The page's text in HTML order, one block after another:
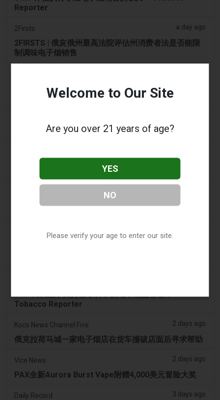
Reporter
2Firsts a day ago
2FIRSTS | 俄亥俄州最高法院评估州消费者法是否能限
制调味电子烟销售
男子承认参与犯罪集团，在 Lentor 的房屋和
Sembawang 的公寓中储存了 58,000 件电子烟制品
购物者声称：商业街上的电子烟店太多了
Dentsu 赢得南澳州戒烟与电子烟控制业务 - AdNews
2 days ago
拉梅洛·鲍尔的公寓因‘电子烟店’室内设计而在网上引发
Irish Examiner
Tobacco Reporter
Koco News Channel Five 2 days ago
俄克拉荷马城一家电子烟店在货车撞破店面后寻求帮助
Vice News 2 days ago
PAX全新Aurora Burst Vape附赠4,000美元冒险大奖
Daily Record 3 days ago
Welcome to Our Site
Are you over 21 years of age?
YES
NO
Please verify your age to enter our site.